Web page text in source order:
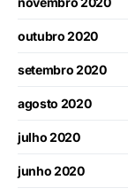
outubro 2020
setembro 2020
agosto 2020
julho 2020
junho 2020